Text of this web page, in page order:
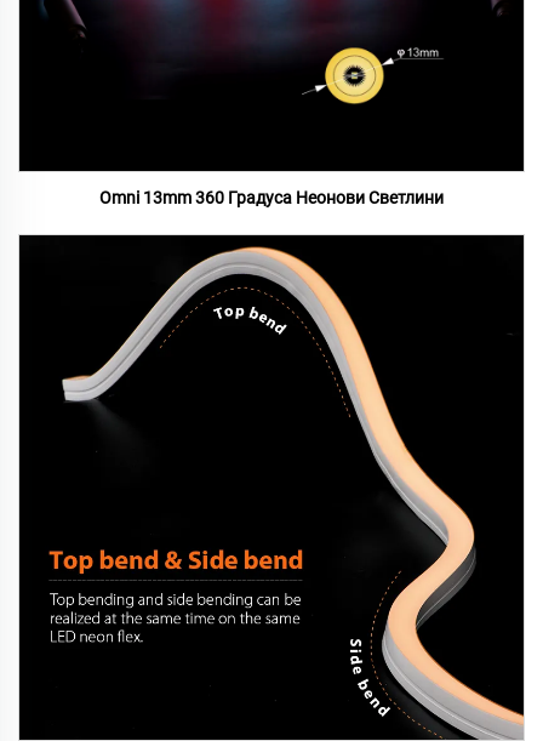
Omni 13mm 360 Градуса Неонови Светлини